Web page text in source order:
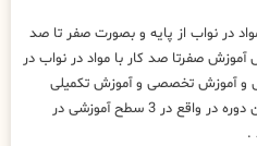
در نواب از پایه و بصورت صفر تا صد
صفرتا صد کار با مواد در نواب در
و آموزش تخصصی و آموزش تکمیلی
میشود که متقاضیان با شرکت در این دوره در واقع در 3 سطح آموزشی در
.